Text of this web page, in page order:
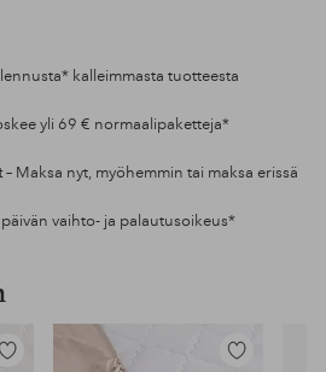
kalleimmasta tuotteesta
yli 69 € normaalipaketteja*
– Maksa nyt, myöhemmin tai maksa erissä
päivän vaihto- ja palautusoikeus*
Lisää
Lisää